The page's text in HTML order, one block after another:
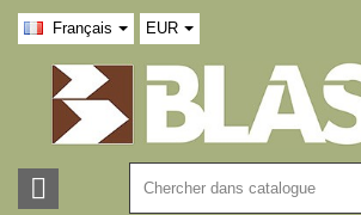
Français EUR
